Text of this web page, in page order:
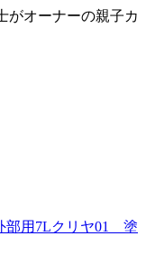
がオーナーの親子カ
部用7Lクリヤ01 塗